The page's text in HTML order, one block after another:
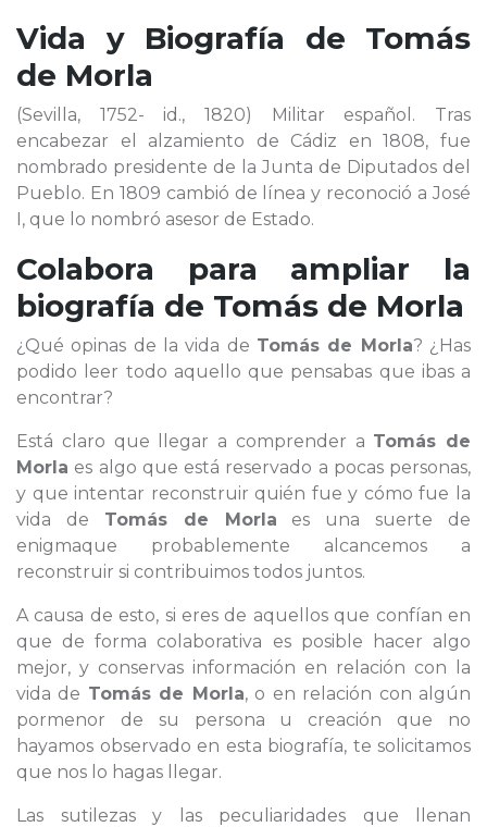
Vida y Biografía de Tomás
de Morla
(Sevilla, 1752- id., 1820) Militar español. Tras
encabezar el alzamiento de Cádiz en 1808, fue
nombrado presidente de la Junta de Diputados del
Pueblo. En 1809 cambió de línea y reconoció a José
I, que lo nombró asesor de Estado.
Colabora para ampliar la
biografía de Tomás de Morla
¿Qué opinas de la vida de Tomás de Morla? ¿Has
podido leer todo aquello que pensabas que ibas a
encontrar?
Está claro que llegar a comprender a Tomás de
Morla es algo que está reservado a pocas personas,
y que intentar reconstruir quién fue y cómo fue la
vida de Tomás de Morla es una suerte de
enigmaque probablemente alcancemos a
reconstruir si contribuimos todos juntos.
A causa de esto, si eres de aquellos que confían en
que de forma colaborativa es posible hacer algo
mejor, y conservas información en relación con la
vida de Tomás de Morla, o en relación con algún
pormenor de su persona u creación que no
hayamos observado en esta biografía, te solicitamos
que nos lo hagas llegar.
Las sutilezas y las peculiaridades que llenan